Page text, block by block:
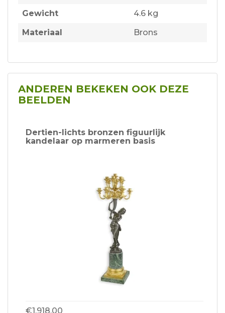
Gewicht
4.6 kg
Materiaal
Brons
ANDEREN BEKEKEN OOK DEZE
BEELDEN
Dertien-lichts bronzen figuurlijk
kandelaar op marmeren basis
€1.918,00